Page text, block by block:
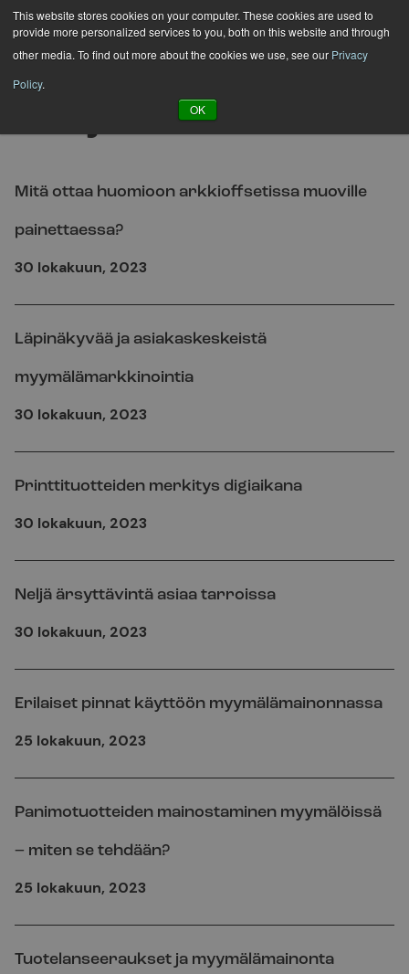
This website stores cookies on your computer. These cookies are used to
provide more personalized services to you, both on this website and through
other media. To find out more about the cookies we use, see our Privacy
Policy.
OK
Hyppää
sisältöön
toni.leinonen
Mitä ottaa huomioon arkkioffsetissa muoville
painettaessa?
30 lokakuun, 2023
Läpinäkyvää ja asiakaskeskeistä
myymälämarkkinointia
30 lokakuun, 2023
Printtituotteiden merkitys digiaikana
30 lokakuun, 2023
Neljä ärsyttävintä asiaa tarroissa
30 lokakuun, 2023
Erilaiset pinnat käyttöön myymälämainonnassa
25 lokakuun, 2023
Panimotuotteiden mainostaminen myymälöissä
– miten se tehdään?
25 lokakuun, 2023
Tuotelanseeraukset ja myymälämainonta